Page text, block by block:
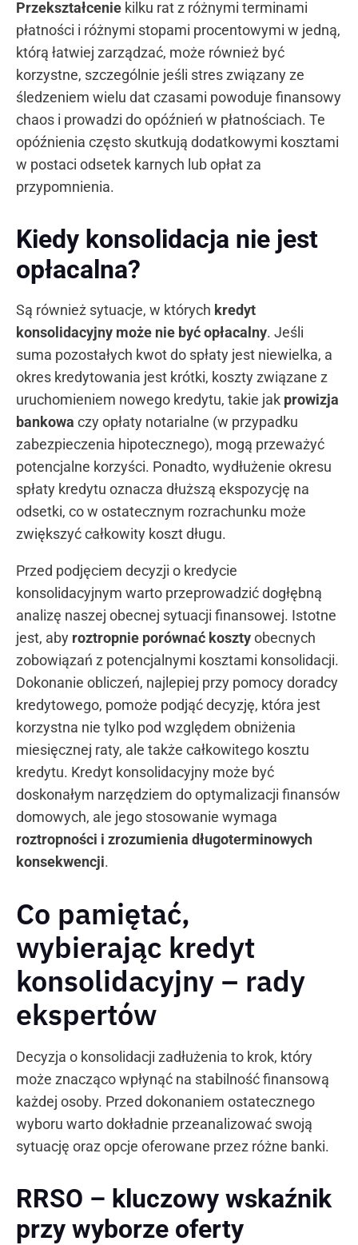
Przekształcenie kilku rat z różnymi terminami
płatności i różnymi stopami procentowymi w jedną,
którą łatwiej zarządzać, może również być
korzystne, szczególnie jeśli stres związany ze
śledzeniem wielu dat czasami powoduje finansowy
chaos i prowadzi do opóźnień w płatnościach. Te
opóźnienia często skutkują dodatkowymi kosztami
w postaci odsetek karnych lub opłat za
przypomnienia.
Kiedy konsolidacja nie jest
opłacalna?
Są również sytuacje, w których kredyt
konsolidacyjny może nie być opłacalny. Jeśli
suma pozostałych kwot do spłaty jest niewielka, a
okres kredytowania jest krótki, koszty związane z
uruchomieniem nowego kredytu, takie jak prowizja
bankowa czy opłaty notarialne (w przypadku
zabezpieczenia hipotecznego), mogą przeważyć
potencjalne korzyści. Ponadto, wydłużenie okresu
spłaty kredytu oznacza dłuższą ekspozycję na
odsetki, co w ostatecznym rozrachunku może
zwiększyć całkowity koszt długu.
Przed podjęciem decyzji o kredycie
konsolidacyjnym warto przeprowadzić dogłębną
analizę naszej obecnej sytuacji finansowej. Istotne
jest, aby roztropnie porównać kosztyobecnych
zobowiązań z potencjalnymi kosztami konsolidacji.
Dokonanie obliczeń, najlepiej przy pomocy doradcy
kredytowego, pomoże podjąć decyzję, która jest
korzystna nie tylko pod względem obniżenia
miesięcznej raty, ale także całkowitego kosztu
kredytu. Kredyt konsolidacyjny może być
doskonałym narzędziem do optymalizacji finansów
domowych, ale jego stosowanie wymaga
roztropności i zrozumienia długoterminowych
konsekwencji.
Co pamiętać,
wybierając kredyt
konsolidacyjny – rady
ekspertów
Decyzja o konsolidacji zadłużenia to krok, który
może znacząco wpłynąć na stabilność finansową
każdej osoby. Przed dokonaniem ostatecznego
wyboru warto dokładnie przeanalizować swoją
sytuację oraz opcje oferowane przez różne banki.
RRSO – kluczowy wskaźnik
przy wyborze oferty